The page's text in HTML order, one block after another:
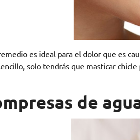
es ideal para el dolor que es
solo tendrás que masticar chicle
de